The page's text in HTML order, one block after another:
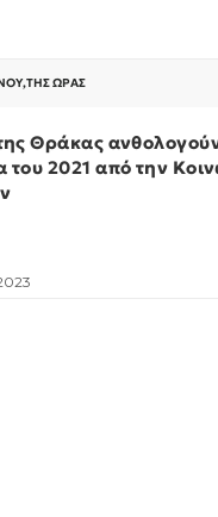
,ΤΗΣ ΏΡΑΣ
Θράκας
του 2021 από την